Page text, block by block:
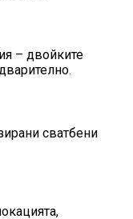
– двойките
сватбени